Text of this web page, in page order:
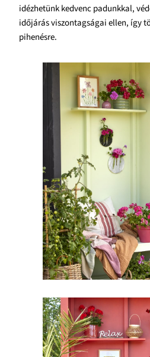
idézhetünk kedvenc padunkkal,
időjárás viszontagságai ellen, így
pihenésre.